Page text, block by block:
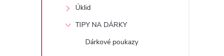
Úklid
TIPY NA DÁRKY
Dárkové poukazy